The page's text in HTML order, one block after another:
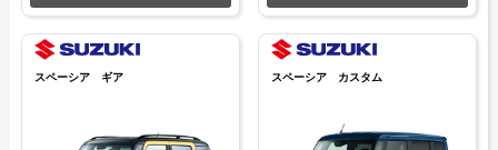
スペーシア ギア スペーシア カスタム